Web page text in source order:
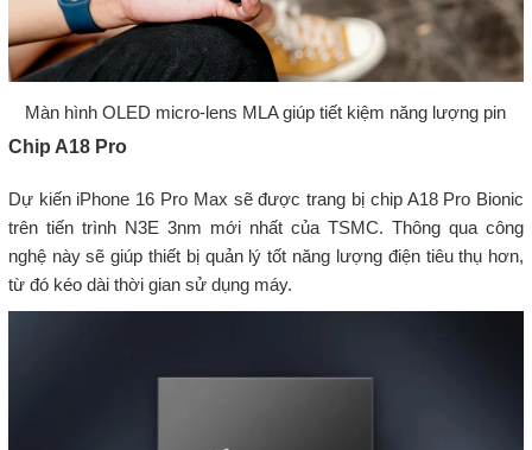
Màn hình OLED micro-lens MLA giúp tiết kiệm năng lượng pin
Chip A18 Pro
Dự kiến iPhone 16 Pro Max sẽ được trang bị chip A18 Pro Bionic
trên tiến trình N3E 3nm mới nhất của TSMC. Thông qua công
nghệ này sẽ giúp thiết bị quản lý tốt năng lượng điện tiêu thụ hơn,
từ đó kéo dài thời gian sử dụng máy.